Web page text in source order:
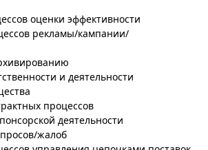
оценки эффективности
рекламы/кампании/
и деятельности
процессов
деятельности
жалоб